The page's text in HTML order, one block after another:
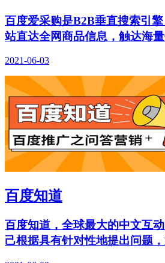
百度爱采购是B2B垂直搜索引
站直达全网商品信息，触达海
2021-06-03
百度知道
百度知道，全球最大的中文互
己根据具有针对性地提出问题